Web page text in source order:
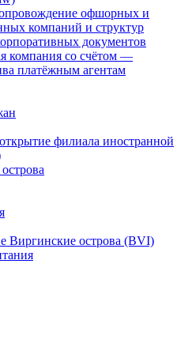
офшорных и
компаний и структур
документов
компания со счётом —
платёжным агентам
филиала иностранной
Виргинские острова (BVI)